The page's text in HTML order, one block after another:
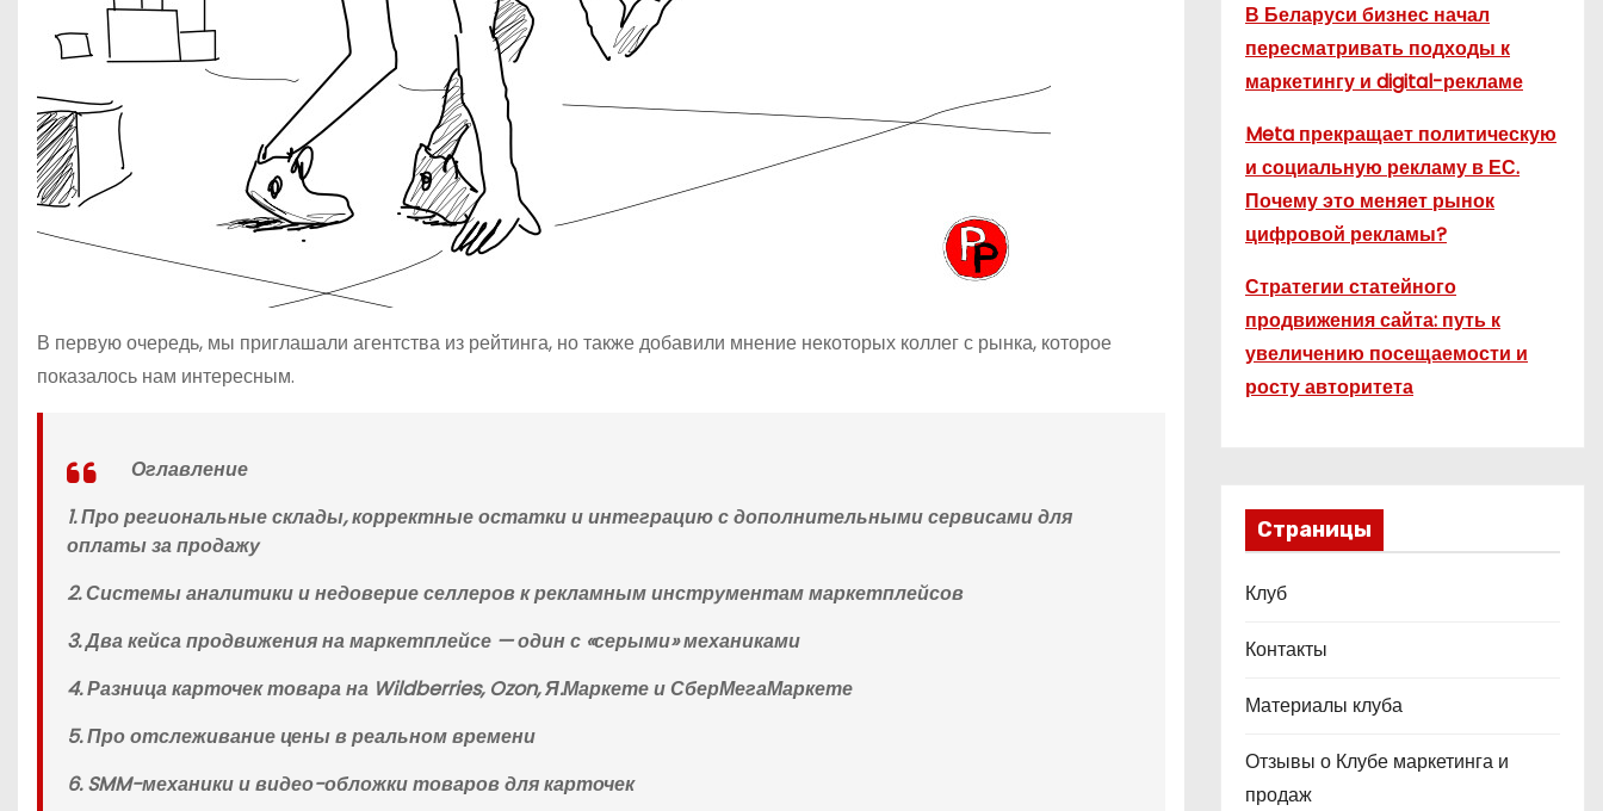
В первую очередь, мы приглашали агентства из рейтинга, но также добавили мнение некоторых коллег с рынка, которое
показалось нам интересным.
Оглавление
1. Про региональные склады, корректные остатки и интеграцию с дополнительными сервисами для
оплаты за продажу
2. Системы аналитики и недоверие селлеров к рекламным инструментам маркетплейсов
3. Два кейса продвижения на маркетплейсе — один с «серыми» механиками
4. Разница карточек товара на Wildberries, Ozon, Я.Маркете и СберМегаМаркете
5. Про отслеживание цены в реальном времени
6. SMM-механики и видео-обложки товаров для карточек
В Беларуси бизнес начал
пересматривать подходы к
маркетингу и digital-рекламе
Meta прекращает политическую
и социальную рекламу в ЕС.
Почему это меняет рынок
цифровой рекламы?
Стратегии статейного
продвижения сайта: путь к
увеличению посещаемости и
росту авторитета
Страницы
Клуб
Контакты
Материалы клуба
Отзывы о Клубе маркетинга и
продаж